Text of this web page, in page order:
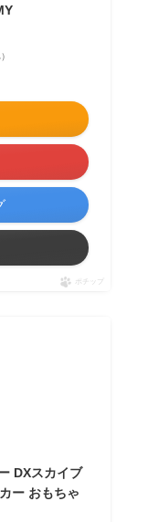
ポチップ
DXスカイブ
ー おもちゃ